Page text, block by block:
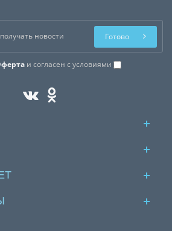
и согласен с условиями
Готово